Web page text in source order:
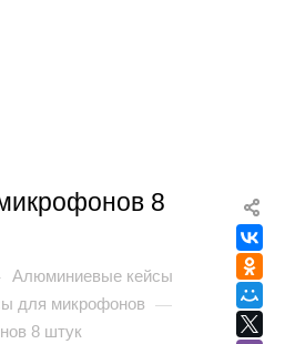
8
Алюминиевые кейсы
для микрофонов —
8 штук